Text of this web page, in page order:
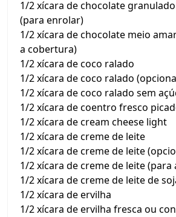
1/2 xícara de chocolate
(para enrolar)
1/2 xícara de chocolate meio
a cobertura)
1/2 xícara de coco ralado
1/2 xícara de coco ralado
1/2 xícara de coco ralado sem
1/2 xícara de coentro fresco
1/2 xícara de cream cheese light
1/2 xícara de creme de leite
1/2 xícara de creme de leite
1/2 xícara de creme de leite
1/2 xícara de creme de leite de
1/2 xícara de ervilha
1/2 xícara de ervilha fresca ou